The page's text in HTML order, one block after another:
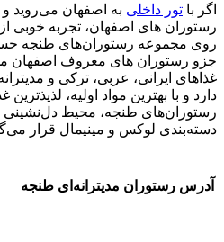
اگر با تور داخلی به اصفهان می‌روید و
رستوران های اصفهان، تجربه خوبی
روی مجموعه رستوران‌های طنجه
جزو رستوران های معروف اصفهان
غذاهای ایرانی، عربی، ترکی و
دارد و با بهترین مواد اولیه،
رستوران‌های طنجه، محیط دل‌نشینی
دسته‌بندی لوکس و مینیمال قرار
آدرس رستوران مدیترانه‌ای طنجه